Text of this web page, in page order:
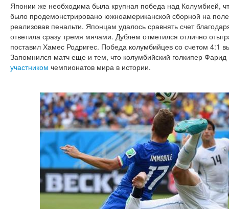
Японии же необходима была крупная победа над Колумбией,
было продемонстрировано южноамериканской сборной на
реализовав пенальти. Японцам удалось сравнять счет
ответила сразу тремя мячами. Дублем отметился отлично
поставил Хамес Родригес. Победа колумбийцев со счетом 4:1
Запомнился матч еще и тем, что колумбийский голкипер
участником чемпионатов мира в истории.